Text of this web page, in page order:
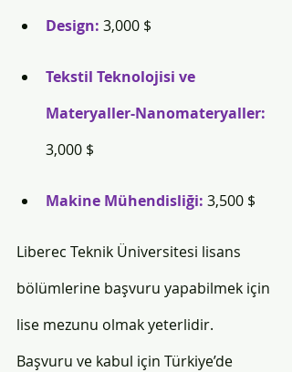
Design: 3,000 $
Tekstil Teknolojisi ve
Materyaller-Nanomateryaller:
3,000 $
Makine Mühendisliği: 3,500 $
Liberec Teknik Üniversitesi lisans
bölümlerine başvuru yapabilmek için
lise mezunu olmak yeterlidir.
Başvuru ve kabul için Türkiye’de